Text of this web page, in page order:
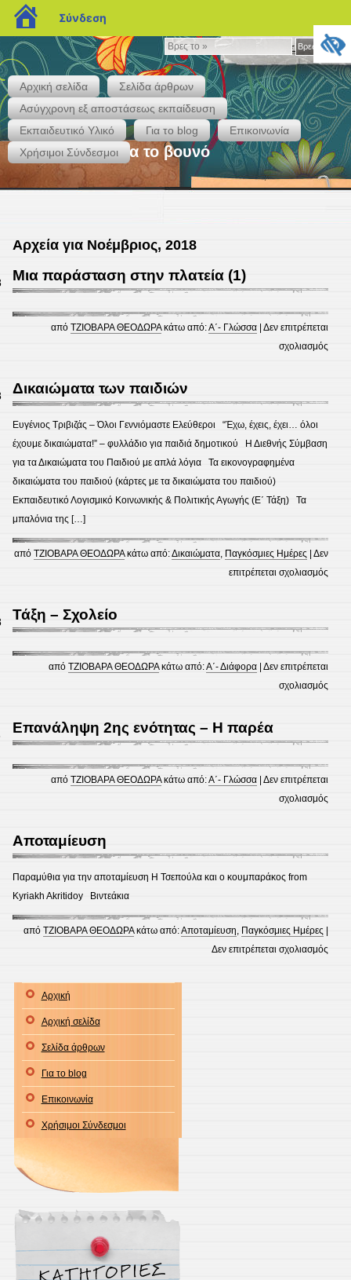
Βρες
το
»
Βρες το »
Αρχική σελίδα
Σελίδα άρθρων
Ασύγχρονη εξ αποστάσεως εκπαίδευση
Εκπαιδευτικό Υλικό
Για το blog
Επικοινωνία
Χρήσιμοι Σύνδεσμοι
Στην τάξη με θέα το βουνό
Αρχεία για Νοέμβριος, 2018
Μια παράσταση στην πλατεία (1)
απόΤΖΙΟΒΑΡΑ ΘΕΟΔΩΡΑκάτω από:Α΄- Γλώσσα |Δεν επιτρέπεται
σχολιασμός
στην
Δικαιώματα των παιδιών
Ευγένιος Τριβιζάς – Όλοι Γεννιόμαστε Ελεύθεροι “Έχω, έχεις, έχει… όλοι
έχουμε δικαιώματα!” – φυλλάδιο για παιδιά δημοτικού Η Διεθνής Σύμβαση
για τα Δικαιώματα του Παιδιού με απλά λόγια Τα εικονογραφημένα
δικαιώματα του παιδιού (κάρτες με τα δικαιώματα του παιδιού)
Εκπαιδευτικό Λογισμικό Κοινωνικής & Πολιτικής Αγωγής (Ε΄ Τάξη) Τα
μπαλόνια της […]
απόΤΖΙΟΒΑΡΑ ΘΕΟΔΩΡΑκάτω από:Δικαιώματα, Παγκόσμιες Ημέρες |Δεν
επιτρέπεται σχολιασμός
Τάξη – Σχολείο
απόΤΖΙΟΒΑΡΑ ΘΕΟΔΩΡΑκάτω από:Α΄- Διάφορα |Δεν επιτρέπεται
σχολιασμός
Επανάληψη 2ης ενότητας – Η παρέα
απόΤΖΙΟΒΑΡΑ ΘΕΟΔΩΡΑκάτω από:Α΄- Γλώσσα |Δεν επιτρέπεται
σχολιασμός
Αποταμίευση
Παραμύθια για την αποταμίευση H Τσεπούλα και ο κουμπαράκος from
Kyriakh Akritidoy Βιντεάκια
απόΤΖΙΟΒΑΡΑ ΘΕΟΔΩΡΑκάτω από:Αποταμίευση, Παγκόσμιες Ημέρες |
Δεν επιτρέπεται σχολιασμός
Αρχική
Αρχική σελίδα
Σελίδα άρθρων
Για το blog
Επικοινωνία
Χρήσιμοι Σύνδεσμοι
blogs.sch.gr
Σύνδεση